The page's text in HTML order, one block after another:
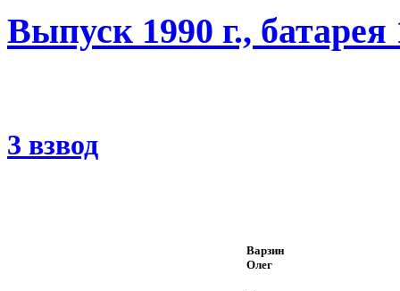
Выпуск 1990 г., батарея
3 взвод
Варзин
Олег